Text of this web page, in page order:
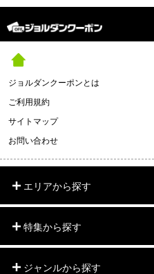
ジョルダンクーポンとは
ご利用規約
サイトマップ
お問い合わせ
エリアから探す
特集から探す
ジャンルから探す